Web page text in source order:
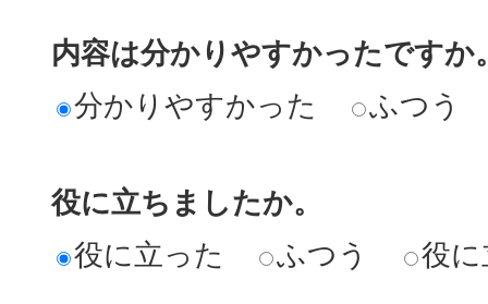
内容は分かりやすかったですか
分かりやすかった
ふつう
役に立ちましたか。
役に立った
ふつう 役